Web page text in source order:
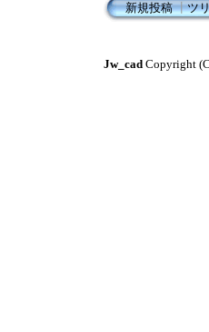
新規投稿┃ツ
Jw_cad Copyright